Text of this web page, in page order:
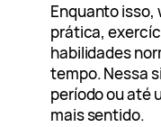
Enquanto isso,
prática,
habilidades
tempo. Nessa
período ou até
mais sentido.